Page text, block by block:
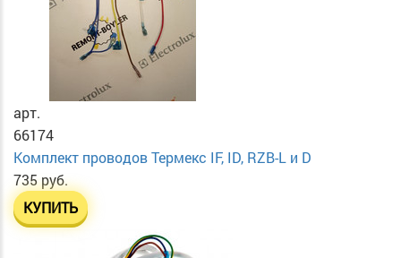
арт.
66174
Комплект проводов Термекс IF, ID, RZB-L и D
735 руб.
КУПИТЬ